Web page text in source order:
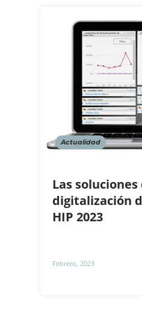
Actualidad
Las
digitalización
HIP 2023
Febrero, 2023